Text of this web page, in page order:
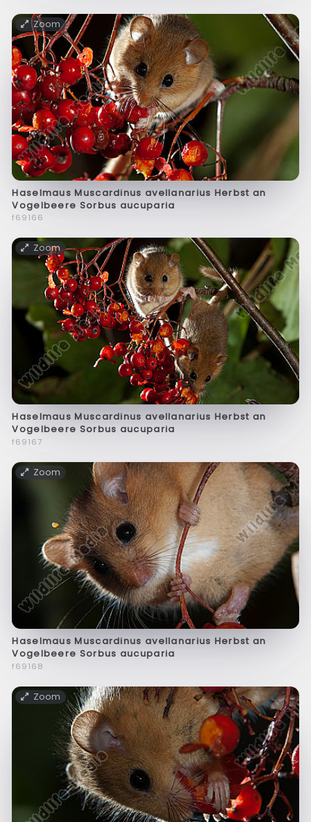
Zoom
Haselmaus Muscardinus avellanarius Herbst an
Vogelbeere Sorbus aucuparia
f69166
Zoom
Haselmaus Muscardinus avellanarius Herbst an
Vogelbeere Sorbus aucuparia
f69167
Zoom
Haselmaus Muscardinus avellanarius Herbst an
Vogelbeere Sorbus aucuparia
f69168
Zoom